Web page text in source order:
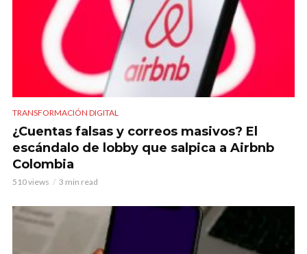
TRANSFORMACIÓN DIGITAL
¿Cuentas falsas y correos masivos? El
escándalo de lobby que salpica a Airbnb
Colombia
510 views 3 min read